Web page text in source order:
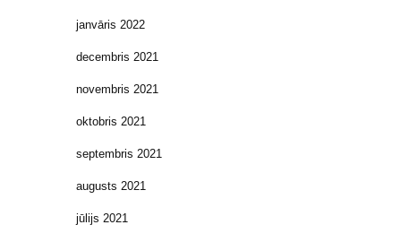
janvāris 2022
decembris 2021
novembris 2021
oktobris 2021
septembris 2021
augusts 2021
jūlijs 2021